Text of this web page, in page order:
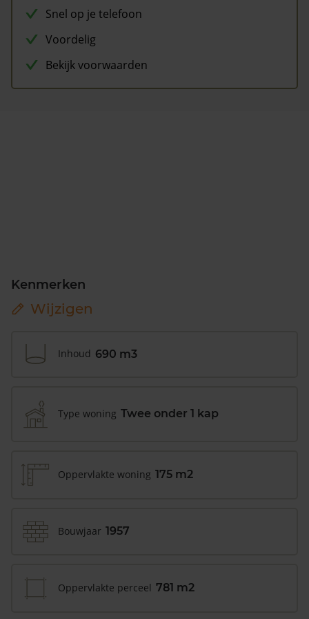
Snel op je telefoon
Voordelig
Bekijk voorwaarden
Kenmerken
Wijzigen
Inhoud 690 m3
Type woning Twee onder 1 kap
Oppervlakte woning 175 m2
Bouwjaar 1957
Oppervlakte perceel 781 m2